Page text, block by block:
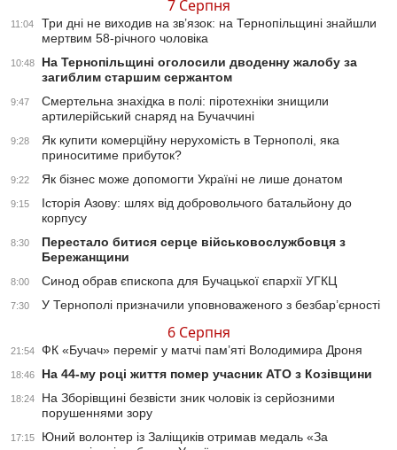
7 Серпня
11:04
Три дні не виходив на зв’язок: на Тернопільщині знайшли
мертвим 58-річного чоловіка
10:48
На Тернопільщині оголосили дводенну жалобу за
загиблим старшим сержантом
9:47
Смертельна знахідка в полі: піротехніки знищили
артилерійський снаряд на Бучаччині
9:28
Як купити комерційну нерухомість в Тернополі, яка
приноситиме прибуток?
9:22 Як бізнес може допомогти Україні не лише донатом
9:15
Історія Азову: шлях від добровольчого батальйону до
корпусу
8:30
Перестало битися серце військовослужбовця з
Бережанщини
8:00 Синод обрав єпископа для Бучацької єпархії УГКЦ
7:30 У Тернополі призначили уповноваженого з безбар’єрності
6 Серпня
21:54 ФК «Бучач» переміг у матчі пам’яті Володимира Дроня
18:46 На 44-му році життя помер учасник АТО з Козівщини
18:24
На Зборівщині безвісти зник чоловік із серйозними
порушеннями зору
17:15
Юний волонтер із Заліщиків отримав медаль «За